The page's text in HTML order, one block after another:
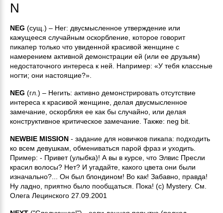
N
NEG (сущ.) – Нег: двусмысленное утверждение или
кажущееся случайным оскорбление, которое говорит
пикапер только что увиденной красивой женщине с
намерением активной демонстрации ей (или ее друзьям)
недостаточного интереса к ней. Например: «У тебя классные
ногти; они настоящие?».
NEG (гл.) – Негить: активно демонстрировать отсутствие
интереса к красивой женщине, делая двусмысленное
замечание, оскорбляя ее как бы случайно, или делая
конструктивное критическое замечание. Также: neg bit.
NEWBIE MISSION - задание для новичков пикапа: подходить
ко всем девушкам, обмениваться парой фраз и уходить.
Пример: - Привет (улыбка)! А вы в курсе, что Элвис Пресли
красил волосы? Hет? И угадайте, какого цвета они были
изначально?... Он был блондином! Во как! Забавно, правда!
Hу ладно, приятно было пообщаться. Пока! (с) Mystery. См.
Олега Лецинского 27.09.2001